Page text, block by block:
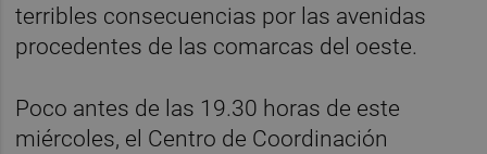
terribles consecuencias por las avenidas
procedentes de las comarcas del oeste.
Poco antes de las 19.30 horas de este
miércoles, el Centro de Coordinación